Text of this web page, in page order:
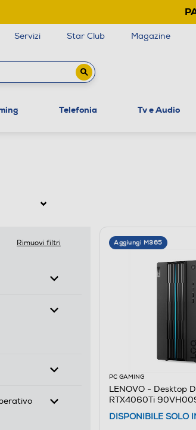
Servizi Star Club Magazine
Telefonia Tv e Audio
Rimuovi filtri Aggiungi M365
PC GAMING
LENOVO - Desktop
RTX4060Ti
DISPONIBILE SOLO